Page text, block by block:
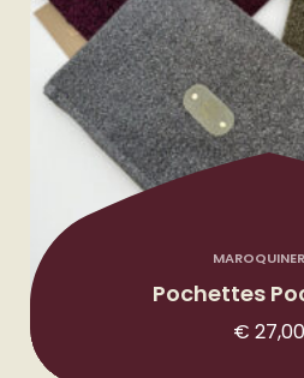
Pochettes
€ 27,00